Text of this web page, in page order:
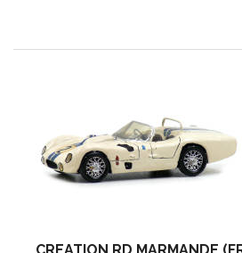
CREATION RD MARMANDE